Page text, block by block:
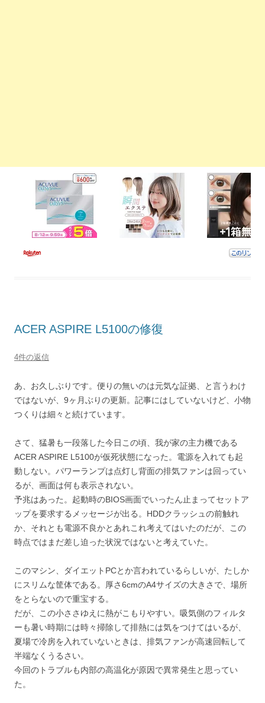
ACER ASPIRE L5100の修復
4件の返信
あ、お久しぶりです。便りの無いのは元気な証拠、と言うわけ
ではないが、9ヶ月ぶりの更新。記事にはしていないけど、小物
つくりは細々と続けています。
さて、猛暑も一段落した今日この頃、我が家の主力機である
ACER ASPIRE L5100が仮死状態になった。電源を入れても起
動しない。パワーランプは点灯し背面の排気ファンは回ってい
るが、画面は何も表示されない。
予兆はあった。起動時のBIOS画面でいったん止まってセットア
ップを要求するメッセージが出る。HDDクラッシュの前触れ
か、それとも電源不良かとあれこれ考えてはいたのだが、この
時点ではまだ差し迫った状況ではないと考えていた。
このマシン、ダイエットPCとか言われているらしいが、たしか
にスリムな筐体である。厚さ6cmのA4サイズの大きさで、場所
をとらないので重宝する。
だが、この小ささゆえに熱がこもりやすい。吸気側のフィルタ
ーも暑い時期には時々掃除して排熱には気をつけてはいるが、
夏場で冷房を入れていないときは、排気ファンが高速回転して
半端なくうるさい。
今回のトラブルも内部の高温化が原因で異常発生と思ってい
た。